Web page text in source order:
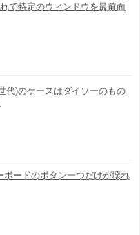
で特定のウィンドウを最前面
代)のケースはダイソーのもの
ボードのボタン一つだけが壊れ